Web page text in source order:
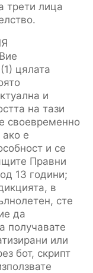
трети лица
цялата
и
на тази
своевременно
е
и се
Правни
13 години;
в
сте
да
получавате
или
бот, скрипт